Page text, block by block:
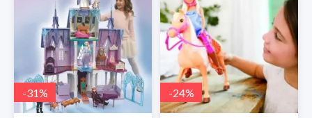
-31% -24%